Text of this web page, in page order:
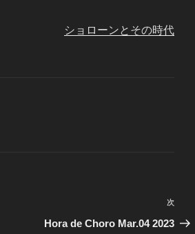
ショローンとその時代
次
の
次
Hora de Choro Mar.04 2023